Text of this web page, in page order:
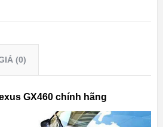
(0)
GX460 chính hãng